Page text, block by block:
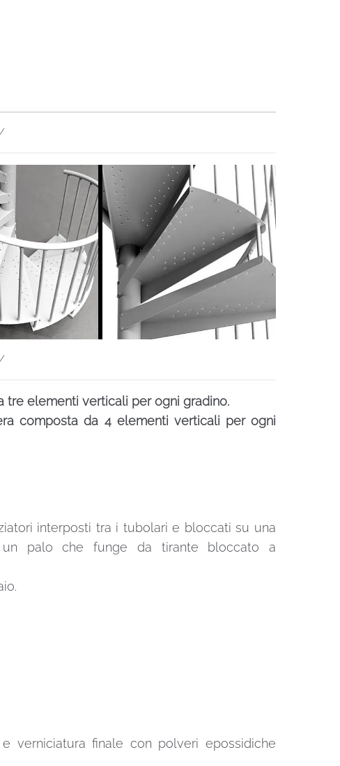
tre elementi verticali per ogni gradino.
composta da 4 elementi verticali per ogni
interposti tra i tubolari e bloccati su una
un palo che funge da tirante bloccato a
verniciatura finale con polveri epossidiche